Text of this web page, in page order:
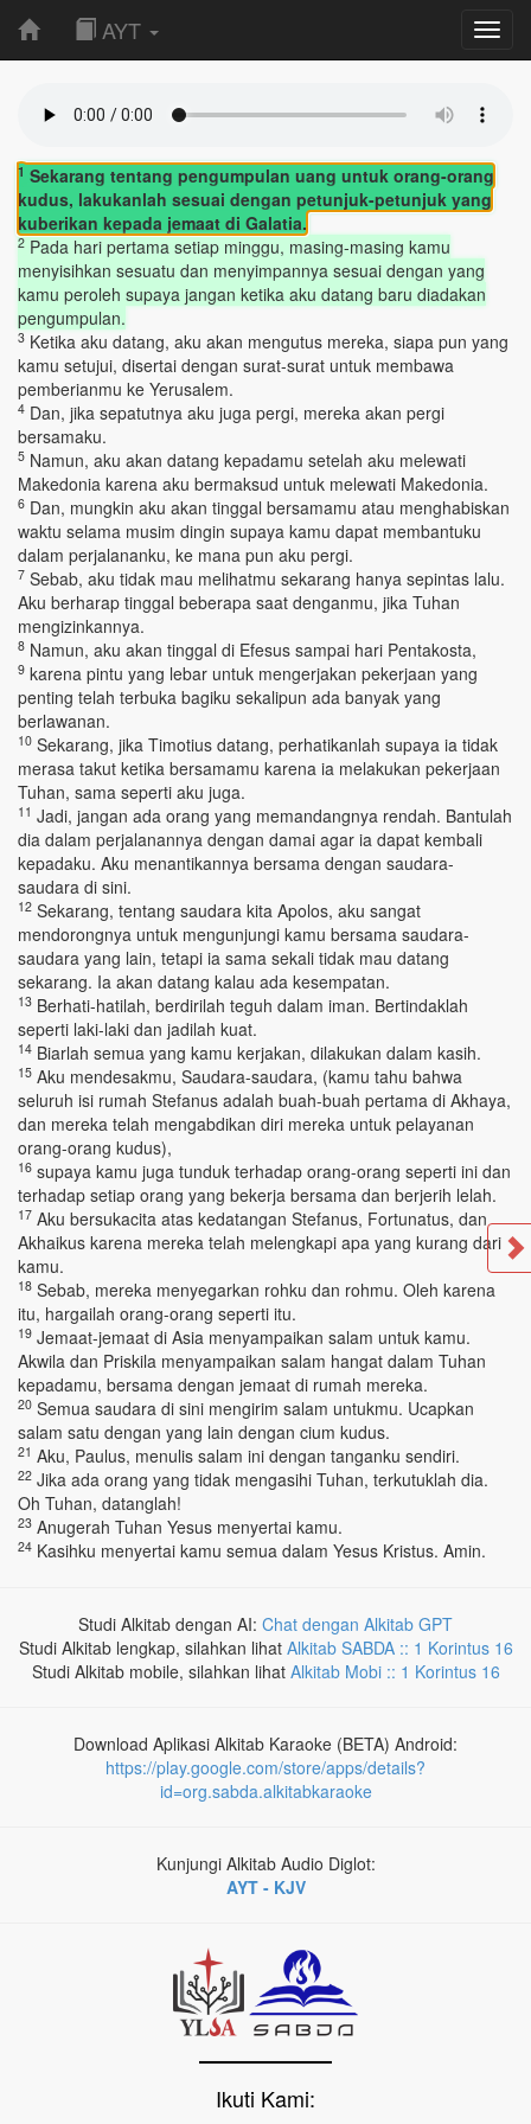
AYT
1 Sekarang tentang pengumpulan uang untuk orang-orang
kudus, lakukanlah sesuai dengan petunjuk-petunjuk yang
kuberikan kepada jemaat di Galatia.
2 Pada hari pertama setiap minggu, masing-masing kamu
menyisihkan sesuatu dan menyimpannya sesuai dengan yang
kamu peroleh supaya jangan ketika aku datang baru diadakan
pengumpulan.
3 Ketika aku datang, aku akan mengutus mereka, siapa pun yang
kamu setujui, disertai dengan surat-surat untuk membawa
pemberianmu ke Yerusalem.
4 Dan, jika sepatutnya aku juga pergi, mereka akan pergi
bersamaku.
5 Namun, aku akan datang kepadamu setelah aku melewati
Makedonia karena aku bermaksud untuk melewati Makedonia.
6 Dan, mungkin aku akan tinggal bersamamu atau menghabiskan
waktu selama musim dingin supaya kamu dapat membantuku
dalam perjalananku, ke mana pun aku pergi.
7 Sebab, aku tidak mau melihatmu sekarang hanya sepintas lalu.
Aku berharap tinggal beberapa saat denganmu, jika Tuhan
mengizinkannya.
8 Namun, aku akan tinggal di Efesus sampai hari Pentakosta,
9 karena pintu yang lebar untuk mengerjakan pekerjaan yang
penting telah terbuka bagiku sekalipun ada banyak yang
berlawanan.
10 Sekarang, jika Timotius datang, perhatikanlah supaya ia tidak
merasa takut ketika bersamamu karena ia melakukan pekerjaan
Tuhan, sama seperti aku juga.
11 Jadi, jangan ada orang yang memandangnya rendah. Bantulah
dia dalam perjalanannya dengan damai agar ia dapat kembali
kepadaku. Aku menantikannya bersama dengan saudara-
saudara di sini.
12 Sekarang, tentang saudara kita Apolos, aku sangat
mendorongnya untuk mengunjungi kamu bersama saudara-
saudara yang lain, tetapi ia sama sekali tidak mau datang
sekarang. Ia akan datang kalau ada kesempatan.
13 Berhati-hatilah, berdirilah teguh dalam iman. Bertindaklah
seperti laki-laki dan jadilah kuat.
14 Biarlah semua yang kamu kerjakan, dilakukan dalam kasih.
15 Aku mendesakmu, Saudara-saudara, (kamu tahu bahwa
seluruh isi rumah Stefanus adalah buah-buah pertama di Akhaya,
dan mereka telah mengabdikan diri mereka untuk pelayanan
orang-orang kudus),
16 supaya kamu juga tunduk terhadap orang-orang seperti ini dan
terhadap setiap orang yang bekerja bersama dan berjerih lelah.
17 Aku bersukacita atas kedatangan Stefanus, Fortunatus, dan
Akhaikus karena mereka telah melengkapi apa yang kurang dari
kamu.
18 Sebab, mereka menyegarkan rohku dan rohmu. Oleh karena
itu, hargailah orang-orang seperti itu.
19 Jemaat-jemaat di Asia menyampaikan salam untuk kamu.
Akwila dan Priskila menyampaikan salam hangat dalam Tuhan
kepadamu, bersama dengan jemaat di rumah mereka.
20 Semua saudara di sini mengirim salam untukmu. Ucapkan
salam satu dengan yang lain dengan cium kudus.
21 Aku, Paulus, menulis salam ini dengan tanganku sendiri.
22 Jika ada orang yang tidak mengasihi Tuhan, terkutuklah dia.
Oh Tuhan, datanglah!
23 Anugerah Tuhan Yesus menyertai kamu.
24 Kasihku menyertai kamu semua dalam Yesus Kristus. Amin.
Studi Alkitab dengan AI: Chat dengan Alkitab GPT
Studi Alkitab lengkap, silahkan lihat Alkitab SABDA :: 1 Korintus 16
Studi Alkitab mobile, silahkan lihat Alkitab Mobi :: 1 Korintus 16
Download Aplikasi Alkitab Karaoke (BETA) Android:
https://play.google.com/store/apps/details?
id=org.sabda.alkitabkaraoke
Kunjungi Alkitab Audio Diglot:
AYT - KJV
Ikuti Kami: